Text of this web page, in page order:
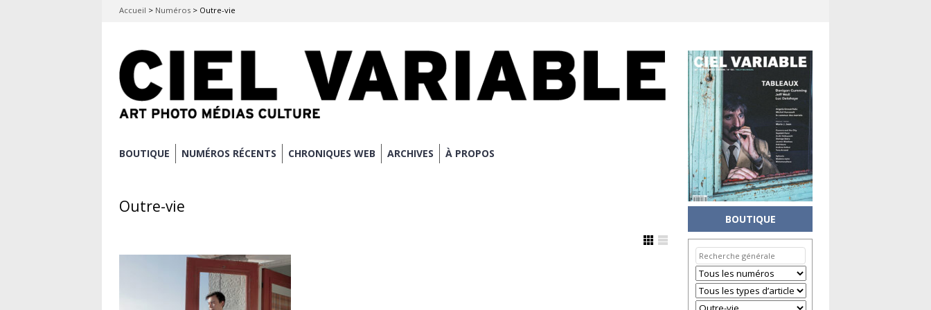
Accueil > Numéros > Outre-vie
Aller
principal
BOUTIQUE NUMÉROS RÉCENTS CHRONIQUES WEB ARCHIVES À PROPOS
Outre-vie
BOUTIQUE